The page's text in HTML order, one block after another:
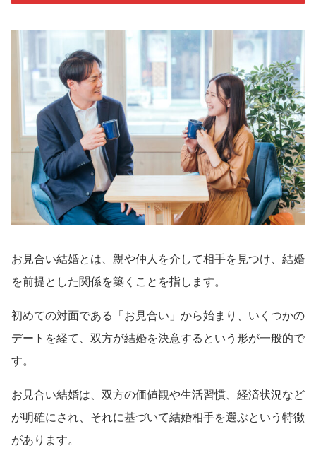
お見合い結婚とは、親や仲人を介して相手を見つけ、結婚
を前提とした関係を築くことを指します。
初めての対面である「お見合い」から始まり、いくつかの
デートを経て、双方が結婚を決意するという形が一般的で
す。
お見合い結婚は、双方の価値観や生活習慣、経済状況など
が明確にされ、それに基づいて結婚相手を選ぶという特徴
があります。